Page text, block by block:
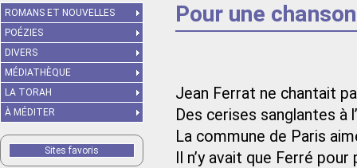
Pour une chanson
Jean Ferrat ne chantait
Des cerises sanglantes à
La commune de Paris
Il n’y avait que Ferré
ROMANS ET NOUVELLES
POÉZIES
DIVERS
MÉDIATHÈQUE
LA TORAH
À MÉDITER
Sites favoris